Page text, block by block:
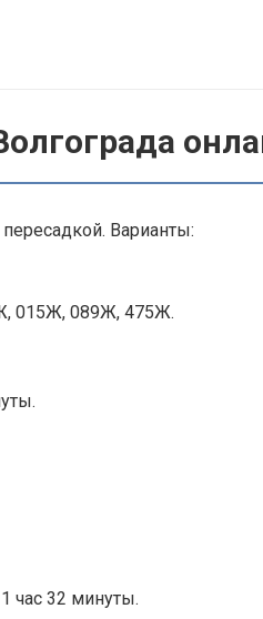
Варианты:
015Ж, 089Ж, 475Ж.
час 32 минуты.